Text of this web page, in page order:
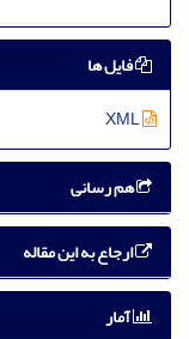
فایل ها
هم رسانی
ارجاع به این مقاله
آمار